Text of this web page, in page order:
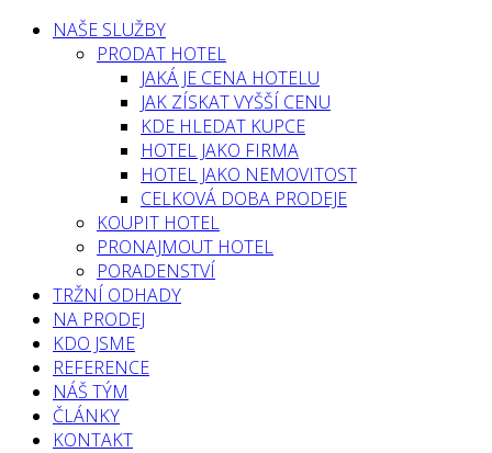
NAŠE SLUŽBY
PRODAT HOTEL
JAKÁ JE CENA HOTELU
JAK ZÍSKAT VYŠŠÍ CENU
KDE HLEDAT KUPCE
HOTEL JAKO FIRMA
HOTEL JAKO NEMOVITOST
CELKOVÁ DOBA PRODEJE
KOUPIT HOTEL
PRONAJMOUT HOTEL
PORADENSTVÍ
TRŽNÍ ODHADY
NA PRODEJ
KDO JSME
REFERENCE
NÁŠ TÝM
ČLÁNKY
KONTAKT